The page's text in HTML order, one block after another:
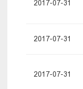
2017-07-31
2017-07-31
2017-07-31